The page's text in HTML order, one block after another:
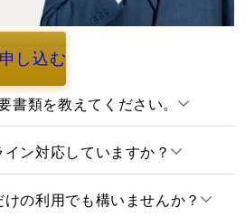
し込む
書類を教えてください。
ン対応していますか？
の利用でも構いませんか？